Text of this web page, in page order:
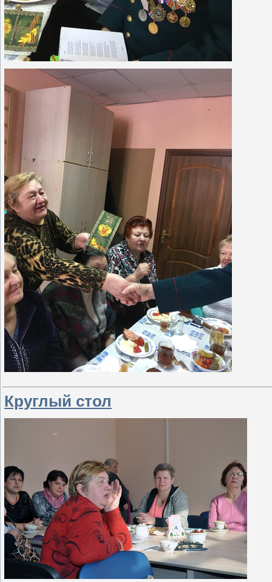
Круглый стол